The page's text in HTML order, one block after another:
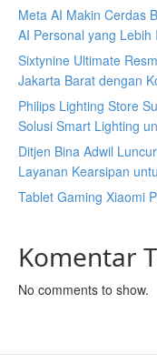
Meta AI Makin Cerdas
AI Personal yang Lebih
Sixtynine Ultimate
Jakarta Barat dengan
Philips Lighting Store
Solusi Smart Lighting
Ditjen Bina Adwil
Layanan Kearsipan
Tablet Gaming Xiaomi
Komentar
No comments to show.